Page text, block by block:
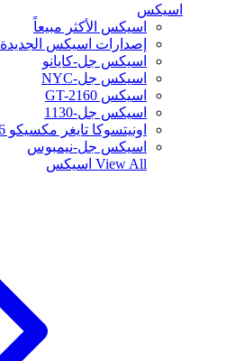
اسيكس
اسيكس الأكثر مبيعاً
إصدارات اسيكس الجديدة
اسيكس جل-كايانو
اسيكس جل-NYC
اسيكس GT-2160
اسيكس جل-1130
اونيتسوكا تايغر مكسيكو 66
اسيكس جل-نيمبوس
View All اسيكس